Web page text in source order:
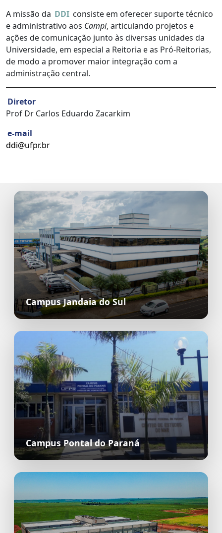
A missão da DDI consiste em oferecer suporte técnico
e administrativo aos Campi, articulando projetos e
ações de comunicação junto às diversas unidades da
Universidade, em especial a Reitoria e as Pró-Reitorias,
de modo a promover maior integração com a
administração central.
Diretor
Prof Dr Carlos Eduardo Zacarkim
e-mail
ddi@ufpr.br
Campus Jandaia do Sul
Campus Pontal do Paraná